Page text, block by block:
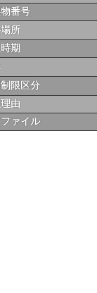
番号
所
期
限区分
由
ァイル